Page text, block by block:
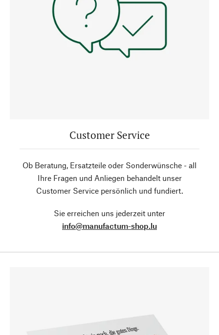
Customer Service
Ob Beratung, Ersatzteile oder Sonderwünsche - all
Ihre Fragen und Anliegen behandelt unser
Customer Service persönlich und fundiert.
Sie erreichen uns jederzeit unter
info@manufactum-shop.lu